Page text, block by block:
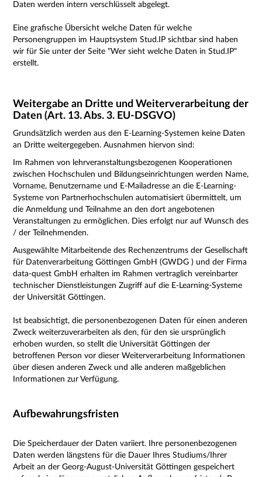
Daten werden intern verschlüsselt abgelegt.
Eine grafische Übersicht welche Daten für welche
Personengruppen im Hauptsystem Stud.IP sichtbar sind haben
wir für Sie unter der Seite "Wer sieht welche Daten in Stud.IP"
erstellt.
Weitergabe an Dritte und Weiterverarbeitung der
Daten (Art. 13. Abs. 3. EU-DSGVO)
Grundsätzlich werden aus den E-Learning-Systemen keine Daten
an Dritte weitergegeben. Ausnahmen hiervon sind:
Im Rahmen von lehrveranstaltungsbezogenen Kooperationen
zwischen Hochschulen und Bildungseinrichtungen werden Name,
Vorname, Benutzername und E-Mailadresse an die E-Learning-
Systeme von Partnerhochschulen automatisiert übermittelt, um
die Anmeldung und Teilnahme an den dort angebotenen
Veranstaltungen zu ermöglichen. Dies erfolgt nur auf Wunsch des
/ der Teilnehmenden.
Ausgewählte Mitarbeitende des Rechenzentrums der Gesellschaft
für Datenverarbeitung Göttingen GmbH (GWDG ) und der Firma
data-quest GmbH erhalten im Rahmen vertraglich vereinbarter
technischer Dienstleistungen Zugriff auf die E-Learning-Systeme
der Universität Göttingen.
Ist beabsichtigt, die personenbezogenen Daten für einen anderen
Zweck weiterzuverarbeiten als den, für den sie ursprünglich
erhoben wurden, so stellt die Universität Göttingen der
betroffenen Person vor dieser Weiterverarbeitung Informationen
über diesen anderen Zweck und alle anderen maßgeblichen
Informationen zur Verfügung.
Aufbewahrungsfristen
Die Speicherdauer der Daten variiert. Ihre personenbezogenen
Daten werden längstens für die Dauer Ihres Studiums/Ihrer
Arbeit an der Georg-August-Universität Göttingen gespeichert